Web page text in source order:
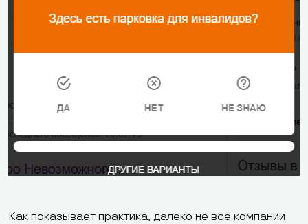
Как показывает практика, далеко не все компании